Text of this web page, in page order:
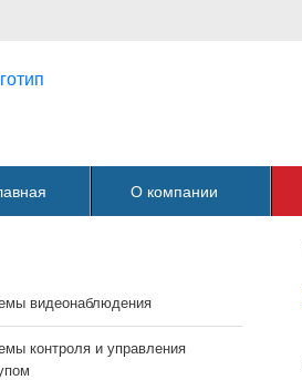
О компании
видеонаблюдения
контроля и управления